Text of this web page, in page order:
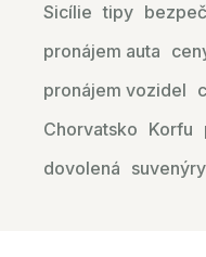
Sicílie tipy
pronájem auta
pronájem vozidel
Chorvatsko Korfu
dovolená suvenýry